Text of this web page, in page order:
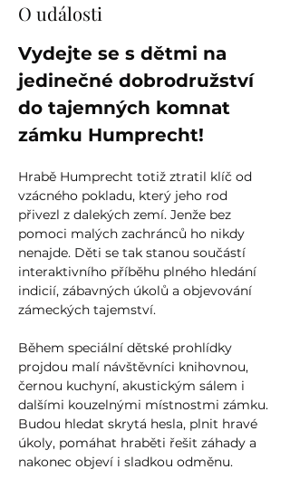
O události
Vydejte se s dětmi na
jedinečné dobrodružství
do tajemných komnat
zámku Humprecht!
Hrabě Humprecht totiž ztratil klíč od
vzácného pokladu, který jeho rod
přivezl z dalekých zemí. Jenže bez
pomoci malých zachránců ho nikdy
nenajde. Děti se tak stanou součástí
interaktivního příběhu plného hledání
indicií, zábavných úkolů a objevování
zámeckých tajemství.
Během speciální dětské prohlídky
projdou malí návštěvníci knihovnou,
černou kuchyní, akustickým sálem i
dalšími kouzelnými místnostmi zámku.
Budou hledat skrytá hesla, plnit hravé
úkoly, pomáhat hraběti řešit záhady a
nakonec objeví i sladkou odměnu.